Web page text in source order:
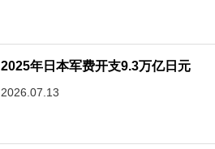
2025年日本军费开支9.3万亿日元
2026.07.13